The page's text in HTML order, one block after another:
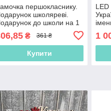
першокласнику.
школяреві.
до школи на 1
знань
₴ 361 ₴
Купити
LED
1